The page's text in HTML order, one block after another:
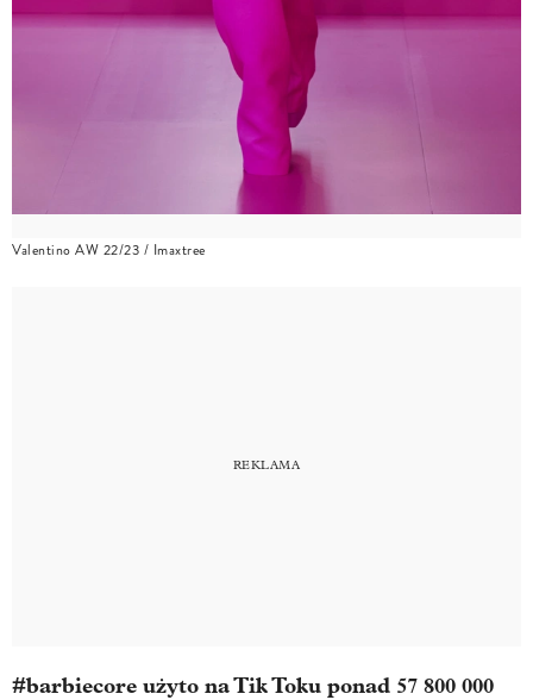
Valentino AW 22/23 / Imaxtree
#barbiecore użyto na Tik Toku ponad 57 800 000